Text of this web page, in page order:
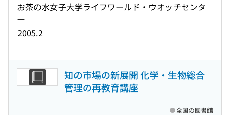
お茶の水女子大学ライフワールド・ウオッチセンタ
ー
2005.2
知の市場の新展開 化学・生物総合
管理の再教育講座
全国の図書館